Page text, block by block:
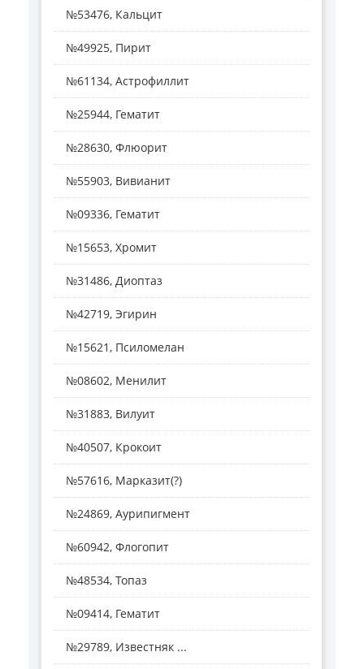
№53476, Кальцит
№49925, Пирит
№61134, Астрофиллит
№25944, Гематит
№28630, Флюорит
№55903, Вивианит
№09336, Гематит
№15653, Хромит
№31486, Диоптаз
№42719, Эгирин
№15621, Псиломелан
№08602, Менилит
№31883, Вилуит
№40507, Крокоит
№57616, Марказит(?)
№24869, Аурипигмент
№60942, Флогопит
№48534, Топаз
№09414, Гематит
№29789, Известняк ...